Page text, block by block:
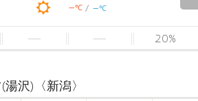
-℃ -℃
20%
沢)〈新潟〉